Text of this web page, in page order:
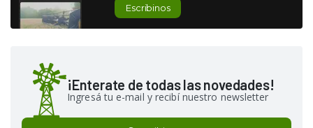
Escribinos
¡Enterate de todas las novedades!
Ingresá tu e-mail y recibí nuestro newsletter